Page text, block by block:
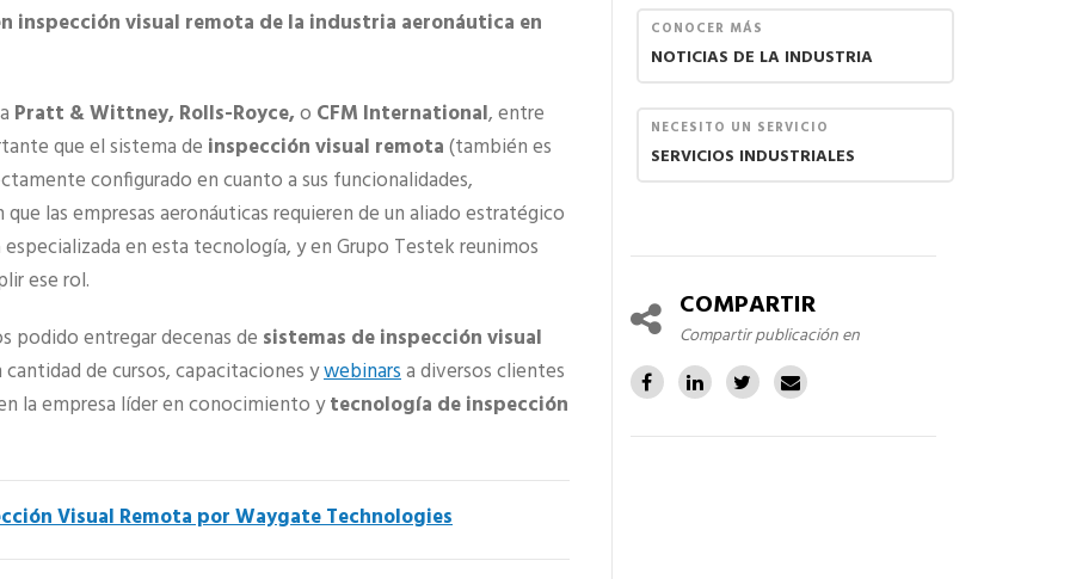
inspección visual remota de la industria aeronáutica en
Pratt & Wittney, Rolls-Royce,o CFM International, entre
que el sistema de inspección visual remota(también es
configurado en cuanto a sus funcionalidades,
las empresas aeronáuticas requieren de un aliado estratégico
en esta tecnología, y en Grupo Testek reunimos
ese rol.
podido entregar decenas de sistemas de inspección visual
de cursos, capacitaciones ywebinarsa diversos clientes
la empresa líder en conocimiento ytecnología de inspección
Visual Remota por Waygate Technologies
CONOCER MÁS
NOTICIAS DE LA INDUSTRIA
NECESITO UN SERVICIO
SERVICIOS INDUSTRIALES
COMPARTIR
Compartir publicación en